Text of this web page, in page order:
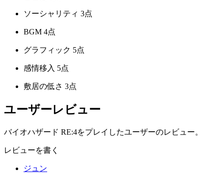
ソーシャリティ 3点
BGM 4点
グラフィック 5点
感情移入 5点
敷居の低さ 3点
ユーザーレビュー
バイオハザード RE:4をプレイしたユーザーのレビュー。
レビューを書く
ジュン